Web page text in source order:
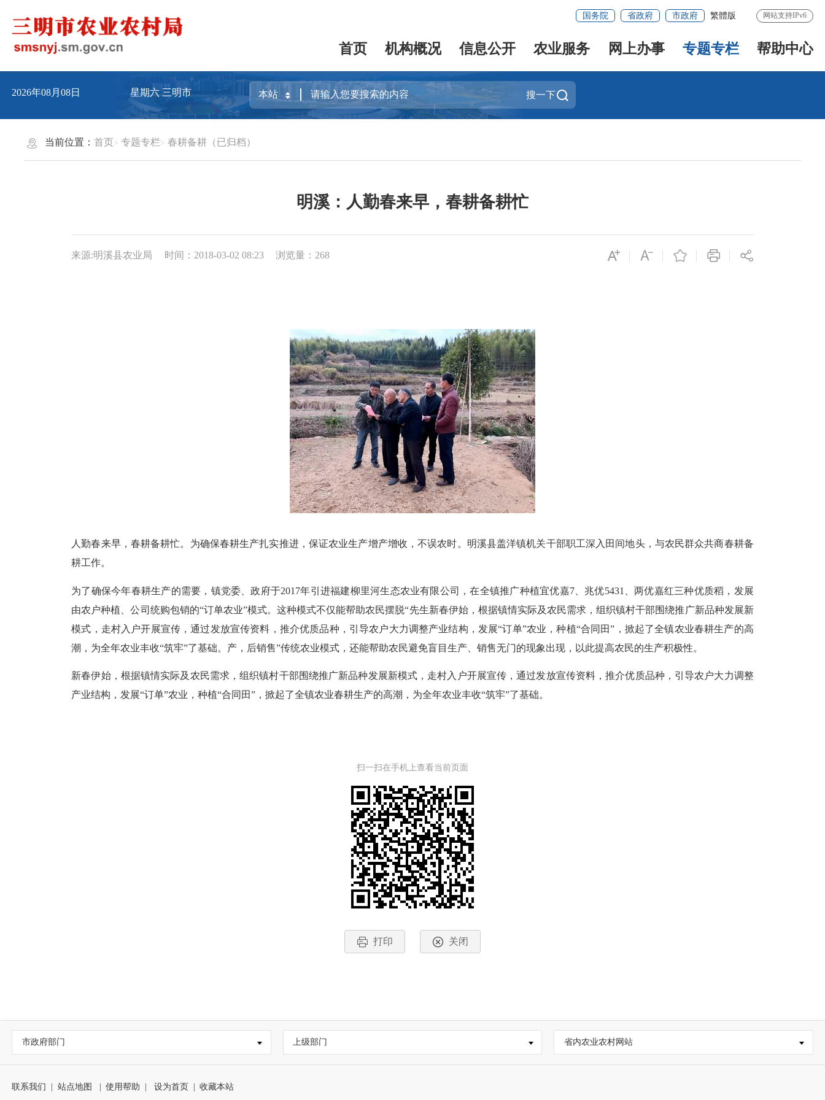
国务院 省政府 市政府 繁體版 网站支持IPv6
首页 机构概况 信息公开 农业服务 网上办事 专题专栏 帮助中心
2026年08月08日 星期六三明市 搜一下
当前位置：首页 专题专栏 春耕备耕（已归档）
明溪：人勤春来早，春耕备耕忙
来源:明溪县农业局 时间：2018-03-02 08:23 浏览量：268
人勤春来早，春耕备耕忙。为确保春耕生产扎实推进，保证农业生产增产增收，不误农时。明溪县盖洋镇机关干部职工深入田间地头，与农民群众共商春耕备
耕工作。
为了确保今年春耕生产的需要，镇党委、政府于2017年引进福建柳里河生态农业有限公司，在全镇推广种植宜优嘉7、兆优5431、两优嘉红三种优质稻，发展
由农户种植、公司统购包销的“订单农业”模式。这种模式不仅能帮助农民摆脱“先生新春伊始，根据镇情实际及农民需求，组织镇村干部围绕推广新品种发展新
模式，走村入户开展宣传，通过发放宣传资料，推介优质品种，引导农户大力调整产业结构，发展“订单”农业，种植“合同田”，掀起了全镇农业春耕生产的高
潮，为全年农业丰收“筑牢”了基础。产，后销售”传统农业模式，还能帮助农民避免盲目生产、销售无门的现象出现，以此提高农民的生产积极性。
新春伊始，根据镇情实际及农民需求，组织镇村干部围绕推广新品种发展新模式，走村入户开展宣传，通过发放宣传资料，推介优质品种，引导农户大力调整
产业结构，发展“订单”农业，种植“合同田”，掀起了全镇农业春耕生产的高潮，为全年农业丰收“筑牢”了基础。
扫一扫在手机上查看当前页面
打印 关闭
市政府部门 上级部门 省内农业农村网站
联系我们 站点地图 使用帮助 设为首页 收藏本站